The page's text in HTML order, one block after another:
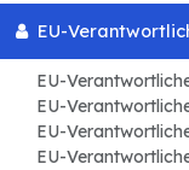
EU-
EU-
EU-
EU-
EU-